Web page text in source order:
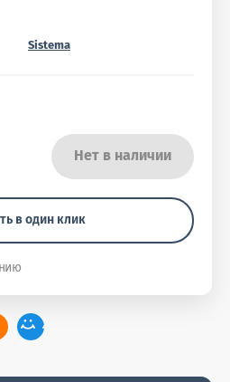
Sistema
Нет в наличии
в один клик